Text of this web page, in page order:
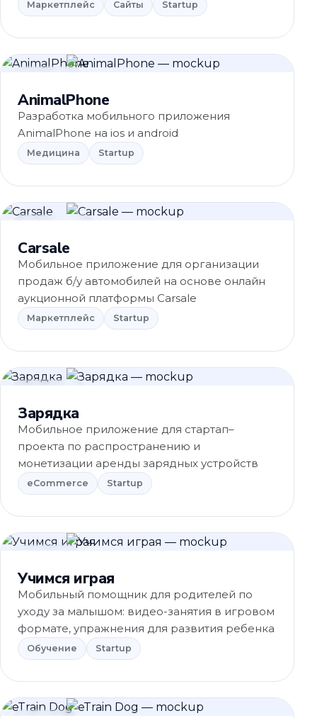
Маркетплейс Сайты Startup
AnimalPhone
Разработка мобильного приложения
AnimalPhone на ios и android
Медицина Startup
Carsale
Мобильное приложение для организации
продаж б/у автомобилей на основе онлайн
аукционной платформы Carsale
Маркетплейс Startup
Зарядка
Мобильное приложение для стартап–
проекта по распространению и
монетизации аренды зарядных устройств
eCommerce Startup
Учимся играя
Мобильный помощник для родителей по
уходу за малышом: видео-занятия в игровом
формате, упражнения для развития ребенка
Обучение Startup